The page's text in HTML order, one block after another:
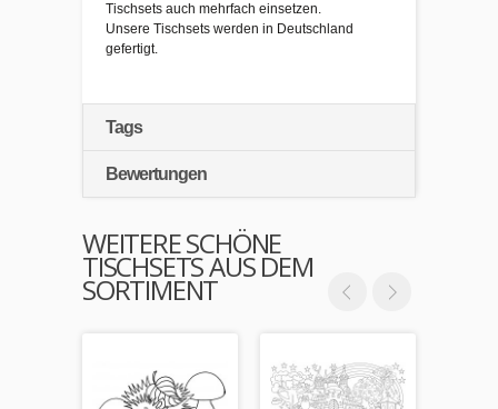
Tischsets auch mehrfach einsetzen.
Unsere Tischsets werden in Deutschland
gefertigt.
Tags
Bewertungen
WEITERE SCHÖNE
TISCHSETS AUS DEM
SORTIMENT